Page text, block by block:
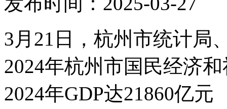
3月21日，杭州市统计局
2024年杭州市国民经济
2024年GDP达21860亿